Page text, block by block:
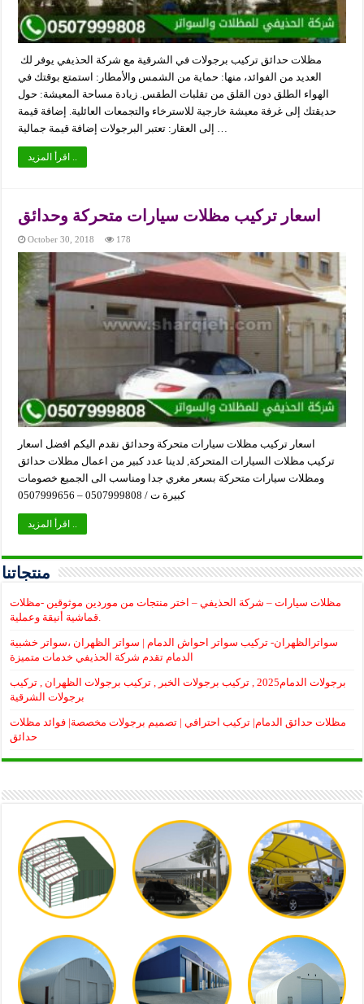
العديد من الفوائد، منها: حماية من الشمس والأمطار: استمتع بوقتك في
الهواء الطلق دون القلق من تقلبات الطقس. زيادة مساحة المعيشة: حول
حديقتك إلى غرفة معيشة خارجية للاسترخاء والتجمعات العائلية. إضافة قيمة
اسعار تركيب مظلات سيارات متحركة وحدائق
October 30, 2018 178
اسعار تركيب مظلات سيارات متحركة وحدائق نقدم اليكم افضل اسعار
تركيب مظلات السيارات المتحركة, لدينا عدد كبير من اعمال مظلات حدائق
ومظلات سيارات متحركة بسعر مغري جدا ومناسب الى الجميع خصومات
كبيرة ت / 0507999808 – 0507999656
منتجاتنا
مظلات سيارات – شركة الحذيفي – اختر منتجات من موردين موثوقين -مظلات
سواترالظهران- تركيب سواتر احواش الدمام | سواتر الظهران ،سواتر خشبية
الدمام تقدم شركة الحذيفي خدمات متميزة
برجولات الدمام2025 , تركيب برجولات الخبر , تركيب برجولات الظهران , تركيب
برجولات الشرقية
مظلات حدائق الدمام| تركيب احترافي | تصميم برجولات مخصصة| فوائد مظلات
حدائق